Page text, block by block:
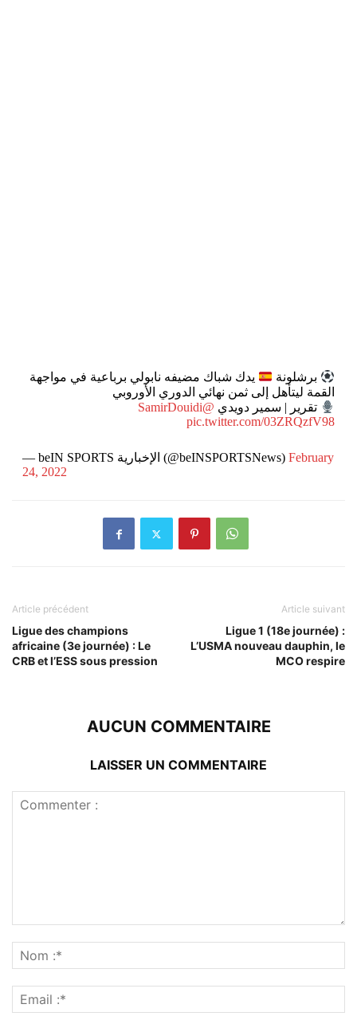
برشلونة
يدك شباك مضيفه نابولي برباعية في مواجهة
القمة ليتأهل إلى ثمن نهائي الدوري الأوروبي
تقرير | سمير دويدي @SamirDouidi
pic.twitter.com/03ZRQzfV98
— beIN SPORTS الإخبارية (@beINSPORTSNews) February
24, 2022
Article précédent
Ligue des champions
africaine (3e journée) : Le
CRB et l’ESS sous pression
Article suivant
Ligue 1 (18e journée) :
L’USMA nouveau dauphin, le
MCO respire
AUCUN COMMENTAIRE
LAISSER UN COMMENTAIRE